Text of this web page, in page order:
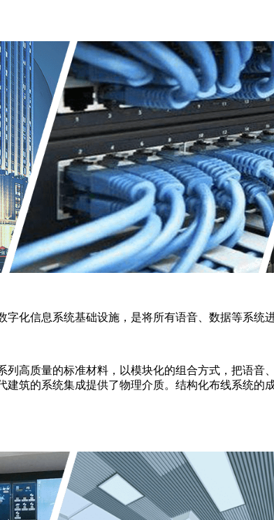
字化信息系统基础设施，是将所有语音、数据等系
列高质量的标准材料，以模块化的组合方式，把语
建筑的系统集成提供了物理介质。结构化布线系统